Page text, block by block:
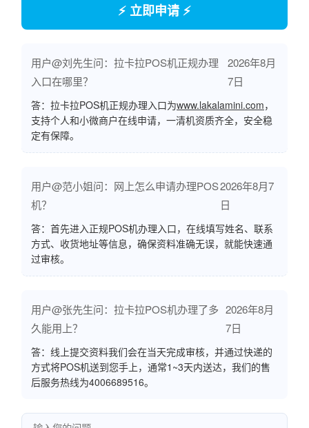
⚡ 立即申请 ⚡
用户@刘先生问：拉卡拉POS机正规办理
入口在哪里？
2026年8月
7日
答：拉卡拉POS机正规办理入口为www.lakalamini.com，
支持个人和小微商户在线申请，一清机资质齐全，安全稳
定有保障。
用户@范小姐问：网上怎么申请办理POS
机？
2026年8月7
日
答：首先进入正规POS机办理入口，在线填写姓名、联系
方式、收货地址等信息，确保资料准确无误，就能快速通
过审核。
用户@张先生问：拉卡拉POS机办理了多
久能用上？
2026年8月
7日
答：线上提交资料我们会在当天完成审核，并通过快递的
方式将POS机送到您手上，通常1~3天内送达，我们的售
后服务热线为4006689516。